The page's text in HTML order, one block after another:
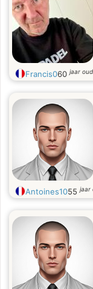
Francis060jaar oud
Antoines1055jaar